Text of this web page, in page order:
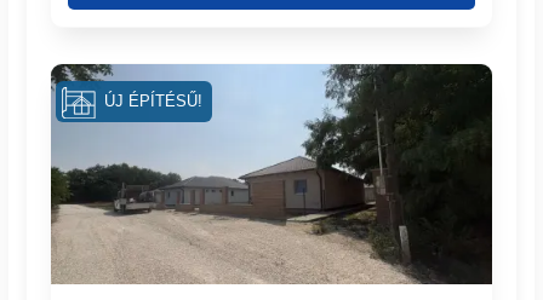
ÚJ ÉPÍTÉSŰ!